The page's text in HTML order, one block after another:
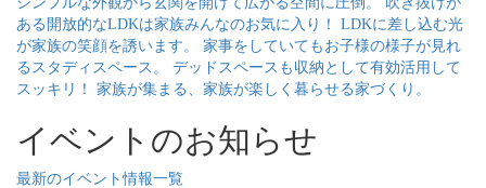
ある開放的なLDKは家族みんなのお気に入り！ LDKに差し込む光
が家族の笑顔を誘います。 家事をしていてもお子様の様子が見れ
るスタディスペース。 デッドスペースも収納として有効活用して
スッキリ！ 家族が集まる、家族が楽しく暮らせる家づくり。
イベントのお知らせ
最新のイベント情報一覧